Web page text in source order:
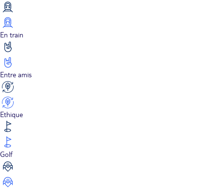
En train
Entre amis
Ethique
Golf